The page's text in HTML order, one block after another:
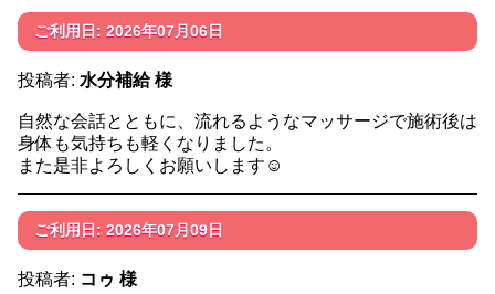
ご利用日: 2026年07月06日
投稿者: 水分補給 様
自然な会話とともに、流れるようなマッサージで施術後は
身体も気持ちも軽くなりました。
また是非よろしくお願いします☺️
ご利用日: 2026年07月09日
投稿者: コゥ 様